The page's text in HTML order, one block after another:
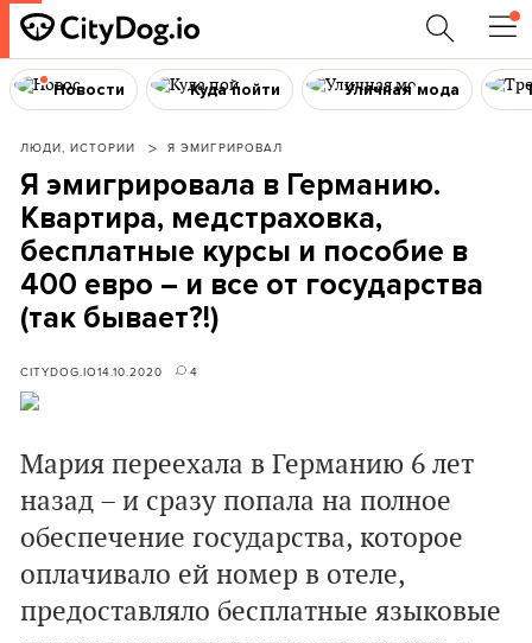
Новости Куда пойти Уличная мода
ЛЮДИ, ИСТОРИИ Я ЭМИГРИРОВАЛ
Я эмигрировала в Германию.
Квартира, медстраховка,
бесплатные курсы и пособие в
400 евро – и все от государства
(так бывает?!)
CITYDOG.IO14.10.2020 4
Мария переехала в Германию 6 лет
назад – и сразу попала на полное
обеспечение государства, которое
оплачивало ей номер в отеле,
предоставляло бесплатные языковые